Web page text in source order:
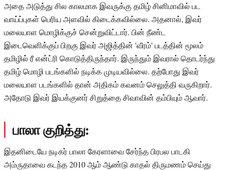
அதை அடுத்து சில காலமாக இவருக்கு தமிழ் சினிமாவில் பட
வாய்ப்புகள் பெரிய அளவில் கிடைக்கவில்லை. அதனால், இவர்
மலையாள மொழிக்குச் சென்றுவிட்டார். பின் நீண்ட
இடைவெளிக்குப் பிறகு இவர் அஜித்தின் 'வீரம்' படத்தின் மூலம்
தமிழில் ரீ என்ட்ரி கொடுத்திருந்தார். இருந்தும் இவரால் தொடர்ந்து
தமிழ் மொழி படங்களில் நடிக்க முடியவில்லை. தற்போது இவர்
மலையாள படங்களில் தான் அதிகம் கவனம் செலுத்தி வருகிறார்.
அதோடு இவர் இயக்குனர் சிறுத்தை சிவாவின் தம்பியும் ஆவார்.
பாலா குறித்து:
இதனிடையே நடிகர் பாலா கேரளாவை சேர்ந்த பிரபல பாடகி
அம்ருதாவை கடந்த 2010 ஆம் ஆண்டு காதல் திருமணம் செய்து